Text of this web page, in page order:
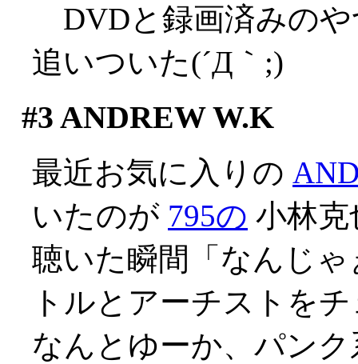
DVDと録画済みのや
追いついた(´Д｀;)
#3 ANDREW W.K
最近お気に入りの
いたのが 795の 小林克
聴いた瞬間「なんじ
トルとアーチストを
なんとゆーか、パン